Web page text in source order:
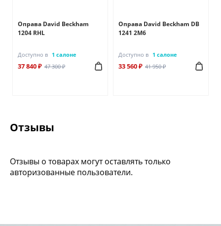
Оправа David Beckham
1204 RHL
Доступно в 1 салоне
37 840 ₽ 47 300 ₽
Оправа David Beckham DB
1241 2M6
Доступно в 1 салоне
33 560 ₽ 41 950 ₽
Отзывы
Отзывы о товарах могут оставлять только
авторизованные пользователи.